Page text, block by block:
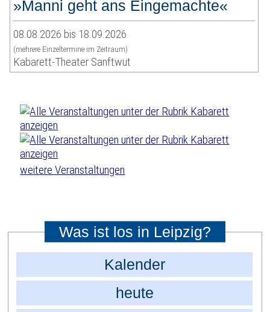
»Manni geht ans Eingemachte«
08.08.2026 bis 18.09.2026
(mehrere Einzeltermine im Zeitraum)
Kabarett-Theater Sanftwut
weitere Veranstaltungen
Was ist los in Leipzig?
Kalender
heute